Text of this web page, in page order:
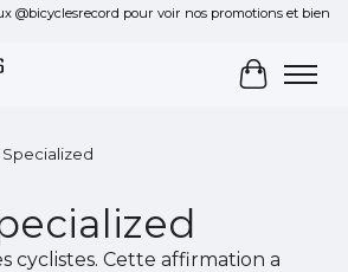
@bicyclesrecord pour voir nos promotions et bien
Panier
Specialized
cyclistes. Cette affirmation a